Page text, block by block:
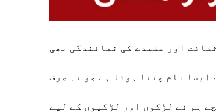
اور عقیدے کی نمائندگی بھی
ایسا نام چننا ہوتا ہے جو نہ صرف
ہم نے لڑکوں اور لڑکیوں کے لیے